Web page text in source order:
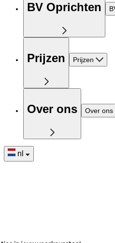
BV Oprichten
Prijzen Prijzen
Over ons Over ons
nl